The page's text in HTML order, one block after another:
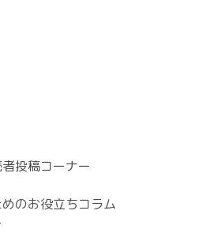
投稿コーナー
のお役立ちコラム